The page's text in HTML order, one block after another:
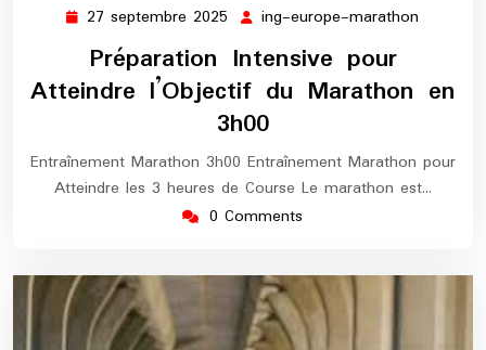
27 septembre 2025 27
septembre
2025
ing-europe-marathon
Préparation Intensive pour
Atteindre l’Objectif du Marathon en
3h00
Entraînement Marathon 3h00 Entraînement Marathon pour
Atteindre les 3 heures de Course Le marathon est…
0 Comments